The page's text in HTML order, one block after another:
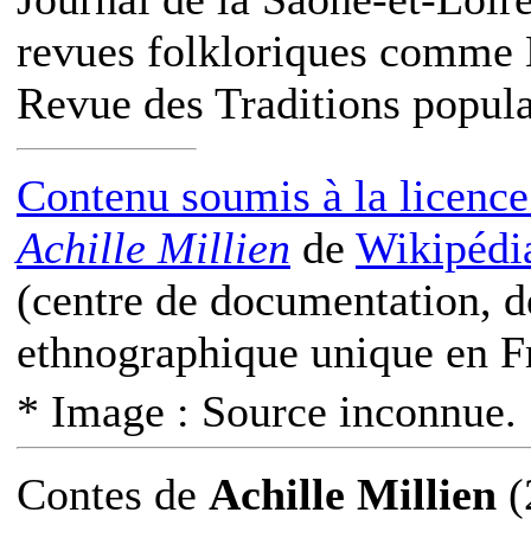
revues folkloriques
Revue des Traditions
Contenu soumis à la
Achille Millien de
(centre de documentation,
ethnographique unique en
* Image : Source inconnue.
Contes de Achille Millien